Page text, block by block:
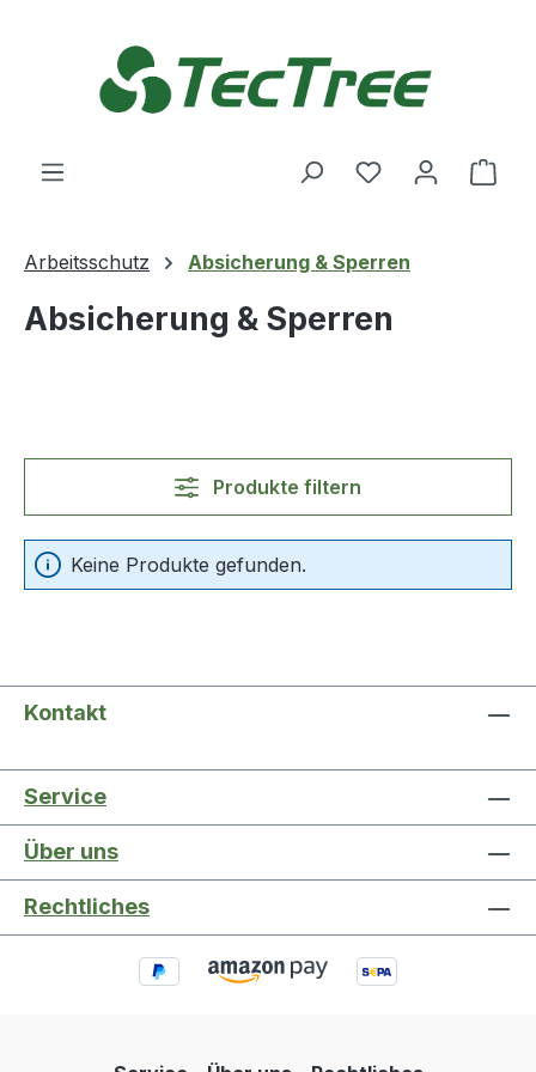
Du hast 0
Arbeitsschutz Absicherung & Sperren
Absicherung & Sperren
Produkte filtern
Keine Produkte gefunden.
Kontakt
Service
Über uns
Rechtliches